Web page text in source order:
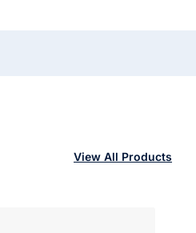
View All Products